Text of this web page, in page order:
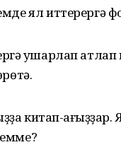
ял иттерергә
ҡушарлап
китап-ҡағыҙҙар.